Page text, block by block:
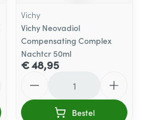
Vichy
Vichy Neovadiol
Compensating Complex
Nachtcr 50ml
€ 48,95
Bestel